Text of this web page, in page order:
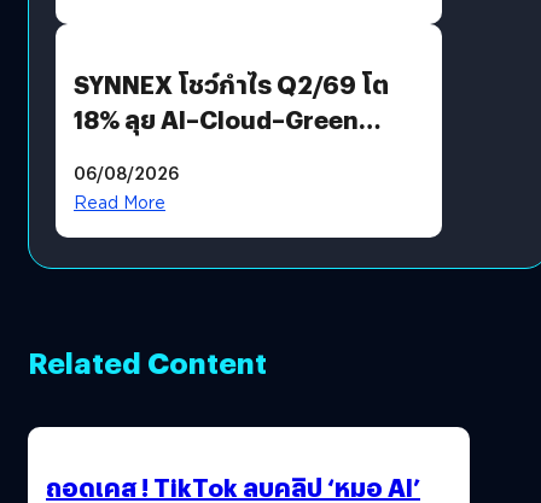
SYNNEX โชว์กำไร Q2/69 โต
18% ลุย AI–Cloud–Green
Revenue เร่งเครื่อง New
ปันผล 0.10 บาท/หุ้น
06/08/2026
Read More
Related Content
ถอดเคส ! TikTok ลบคลิป ‘หมอ AI’